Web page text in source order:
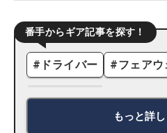
番手からギア記事を探す！
# ドライバー #フェアウ
もっと詳